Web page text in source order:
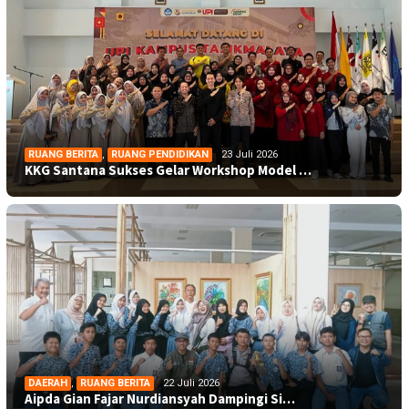
RUANG BERITA , RUANG PENDIDIKAN 23 Juli 2026
KKG Santana Sukses Gelar Workshop Model …
DAERAH , RUANG BERITA 22 Juli 2026
Aipda Gian Fajar Nurdiansyah Dampingi Si…